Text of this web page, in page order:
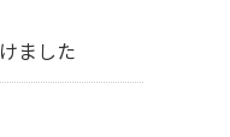
ました